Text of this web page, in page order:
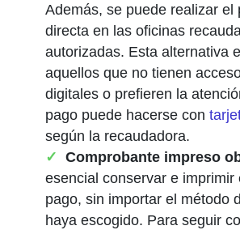
Además, se puede realizar el
directa en las oficinas
autorizadas. Esta alternativa
aquellos que no tienen
digitales o prefieren la
pago puede hacerse con
según la recaudadora.
Comprobante impreso
esencial conservar e imprimir
pago, sin importar el método
haya escogido. Para seguir